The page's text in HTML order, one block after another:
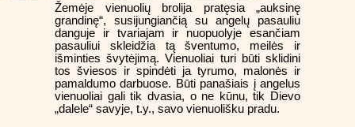
Žemėje vienuolių brolija pratęsia „auksinę
grandinę“, susijungiančią su angelų pasauliu
danguje ir tvariajam ir nuopuolyje esančiam
pasauliui skleidžia tą šventumo, meilės ir
išminties švytėjimą. Vienuoliai turi būti sklidini
tos šviesos ir spindėti ja tyrumo, malonės ir
pamaldumo darbuose. Būti panašiais į angelus
vienuoliai gali tik dvasia, o ne kūnu, tik Dievo
„dalele“ savyje, t.y., savo vienuolišku pradu.